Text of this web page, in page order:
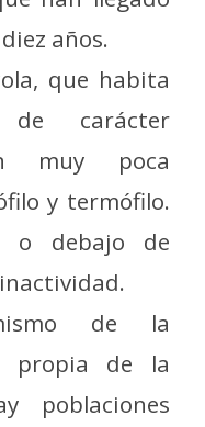
años.
que habita
de carácter
muy poca
y termófilo.
o debajo de
de la
propia de la
poblaciones